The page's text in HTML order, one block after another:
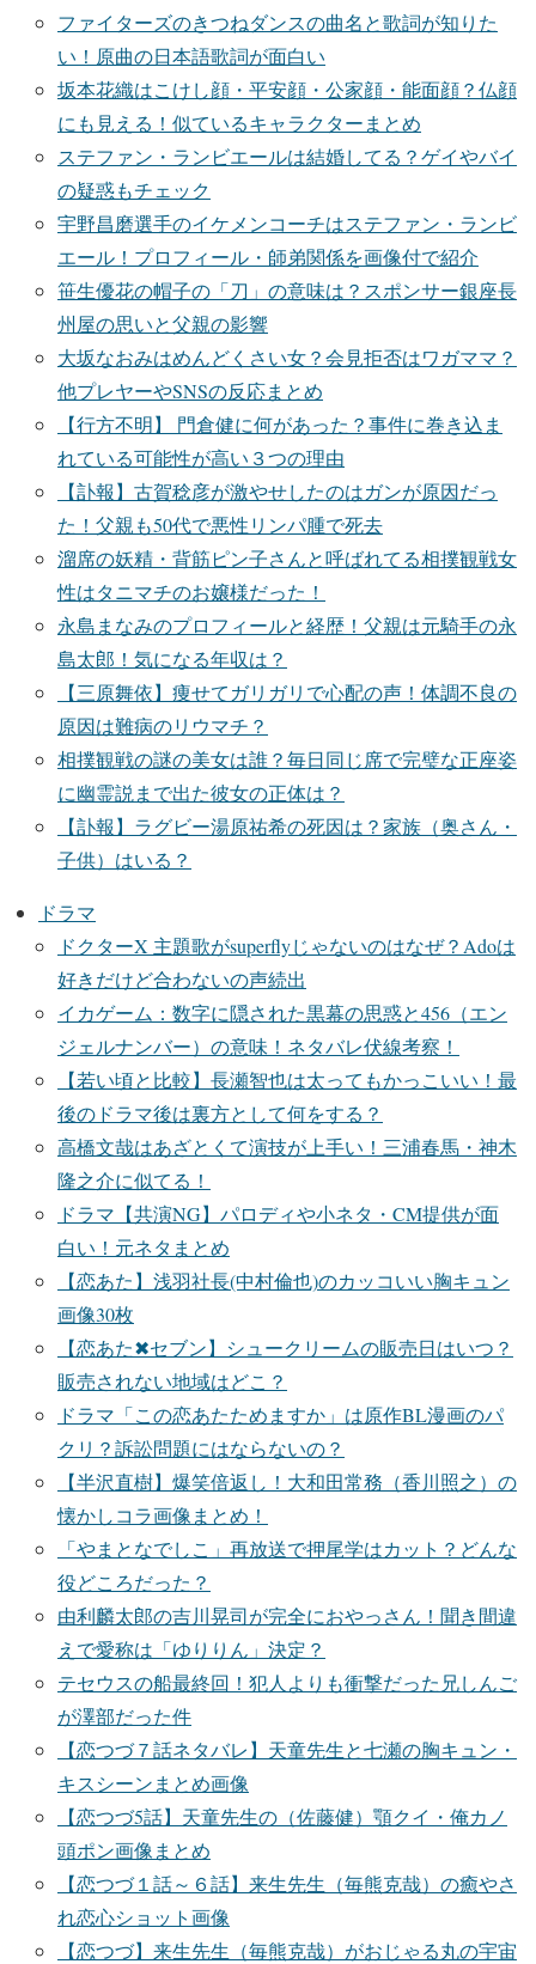
ファイターズのきつねダンスの曲名と歌詞が知りた
い！原曲の日本語歌詞が面白い
坂本花織はこけし顔・平安顔・公家顔・能面顔？仏顔
にも見える！似ているキャラクターまとめ
ステファン・ランビエールは結婚してる？ゲイやバイ
の疑惑もチェック
宇野昌磨選手のイケメンコーチはステファン・ランビ
エール！プロフィール・師弟関係を画像付で紹介
笹生優花の帽子の「刀」の意味は？スポンサー銀座長
州屋の思いと父親の影響
大坂なおみはめんどくさい女？会見拒否はワガママ？
他プレヤーやSNSの反応まとめ
【行方不明】 門倉健に何があった？事件に巻き込ま
れている可能性が高い３つの理由
【訃報】古賀稔彦が激やせしたのはガンが原因だっ
た！父親も50代で悪性リンパ腫で死去
溜席の妖精・背筋ピン子さんと呼ばれてる相撲観戦女
性はタニマチのお嬢様だった！
永島まなみのプロフィールと経歴！父親は元騎手の永
島太郎！気になる年収は？
【三原舞依】痩せてガリガリで心配の声！体調不良の
原因は難病のリウマチ？
相撲観戦の謎の美女は誰？毎日同じ席で完璧な正座姿
に幽霊説まで出た彼女の正体は？
【訃報】ラグビー湯原祐希の死因は？家族（奥さん・
子供）はいる？
ドラマ
ドクターX 主題歌がsuperflyじゃないのはなぜ？Adoは
好きだけど合わないの声続出
イカゲーム：数字に隠された黒幕の思惑と456（エン
ジェルナンバー）の意味！ネタバレ伏線考察！
【若い頃と比較】長瀬智也は太ってもかっこいい！最
後のドラマ後は裏方として何をする？
高橋文哉はあざとくて演技が上手い！三浦春馬・神木
隆之介に似てる！
ドラマ【共演NG】パロディや小ネタ・CM提供が面
白い！元ネタまとめ
【恋あた】浅羽社長(中村倫也)のカッコいい胸キュン
画像30枚
【恋あた✖セブン】シュークリームの販売日はいつ？
販売されない地域はどこ？
ドラマ「この恋あたためますか」は原作BL漫画のパ
クリ？訴訟問題にはならないの？
【半沢直樹】爆笑倍返し！大和田常務（香川照之）の
懐かしコラ画像まとめ！
「やまとなでしこ」再放送で押尾学はカット？どんな
役どころだった？
由利麟太郎の吉川晃司が完全におやっさん！聞き間違
えで愛称は「ゆりりん」決定？
テセウスの船最終回！犯人よりも衝撃だった兄しんご
が澤部だった件
【恋つづ７話ネタバレ】天童先生と七瀬の胸キュン・
キスシーンまとめ画像
【恋つづ5話】天童先生の（佐藤健）顎クイ・俺カノ
頭ポン画像まとめ
【恋つづ１話～６話】来生先生（毎熊克哉）の癒やさ
れ恋心ショット画像
【恋つづ】来生先生（毎熊克哉）がおじゃる丸の宇宙